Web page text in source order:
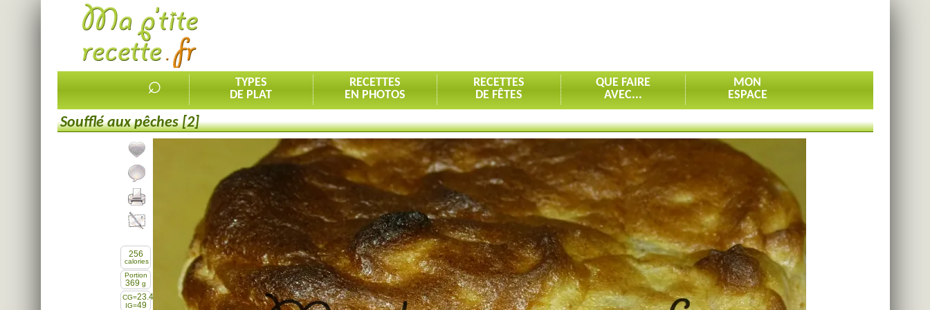
⌕
TYPES
DE PLAT
RECETTES
EN PHOTOS
RECETTES
DE FÊTES
QUE FAIRE
AVEC...
MON
ESPACE
Soufflé aux pêches [2]
Ajouter la recette à mes favorites
Commenter, noter la recette
Imprimer la recette
Partager cette recette
256
calories
Portion
369 g
CG=23.4
IG=49